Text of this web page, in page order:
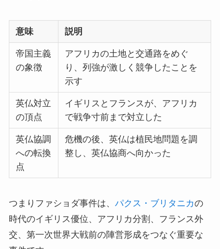
意味 説明
帝国主義
の象徴
アフリカの土地と交通路をめぐ
り、列強が激しく競争したことを
示す
英仏対立
の頂点
イギリスとフランスが、アフリカ
で戦争寸前まで対立した
英仏協調
への転換
点
危機の後、英仏は植民地問題を調
整し、英仏協商へ向かった
つまりファショダ事件は、 パクス・ブリタニカの
時代のイギリス優位、アフリカ分割、フランス外
交、第一次世界大戦前の陣営形成をつなぐ重要な